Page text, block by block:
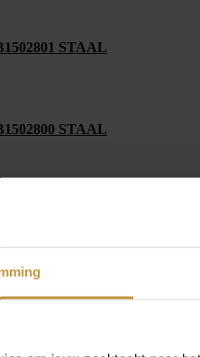
STAAL
STAAL
BICOLOR
VERGULD